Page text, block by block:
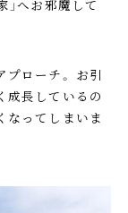
」へお邪魔して
プローチ。 お引
成長しているの
なってしまいま